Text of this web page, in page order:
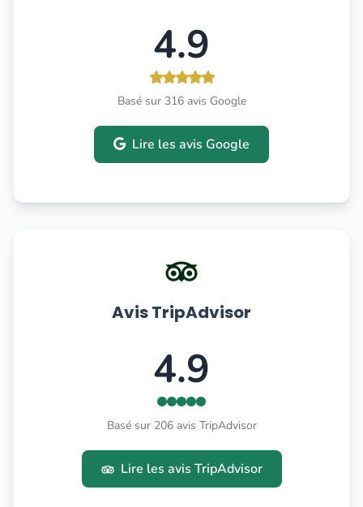
4.9
Basé sur 316 avis Google
Lire les avis Google
Avis TripAdvisor
4.9
Basé sur 206 avis TripAdvisor
Lire les avis TripAdvisor